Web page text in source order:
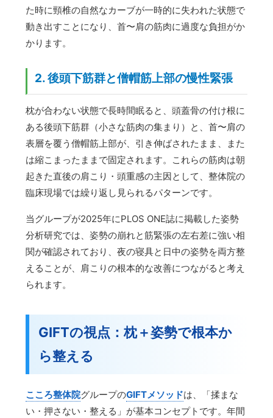
た時に頸椎の自然なカーブが一時的に失われた状態で
動き出すことになり、首〜肩の筋肉に過度な負担がか
かります。
2. 後頭下筋群と僧帽筋上部の慢性緊張
枕が合わない状態で長時間眠ると、頭蓋骨の付け根に
ある後頭下筋群（小さな筋肉の集まり）と、首〜肩の
表層を覆う僧帽筋上部が、引き伸ばされたまま、また
は縮こまったままで固定されます。これらの筋肉は朝
起きた直後の肩こり・頭重感の主因として、整体院の
臨床現場では繰り返し見られるパターンです。
当グループが2025年にPLOS ONE誌に掲載した姿勢
分析研究では、姿勢の崩れと筋緊張の左右差に強い相
関が確認されており、夜の寝具と日中の姿勢を両方整
えることが、肩こりの根本的な改善につながると考え
られます。
GIFTの視点：枕＋姿勢で根本か
ら整える
こころ整体院グループのGIFTメソッドは、「揉まな
い・押さない・整える」が基本コンセプトです。年間